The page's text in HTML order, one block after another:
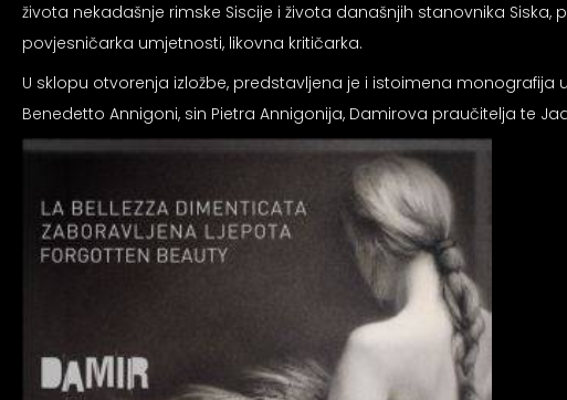
života nekadašnje rimske Siscije i života današnjih stanovnika
povjesničarka umjetnosti, likovna kritičarka.
U sklopu otvorenja izložbe, predstavljena je i istoimena
Benedetto Annigoni, sin Pietra Annigonija, Damirova praučitelja te
režim za epilepsiju